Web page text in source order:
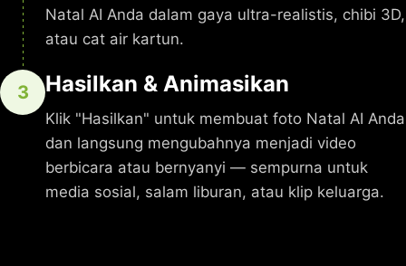
Natal AI Anda dalam gaya ultra-realistis, chibi 3D,
atau cat air kartun.
3 Hasilkan & Animasikan
Klik "Hasilkan" untuk membuat foto Natal AI Anda
dan langsung mengubahnya menjadi video
berbicara atau bernyanyi — sempurna untuk
media sosial, salam liburan, atau klip keluarga.